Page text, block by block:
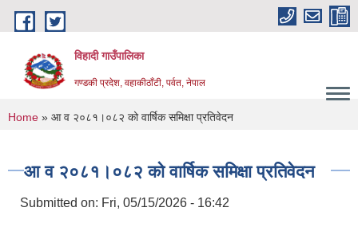
Skip to main content
विहादी गाउँपालिका
गण्डकी प्रदेश, वहाकीठाँटी, पर्वत, नेपाल
You are here
Home » आ व २०८१।०८२ को वार्षिक समिक्षा प्रतिवेदन
आ व २०८१।०८२ को वार्षिक समिक्षा प्रतिवेदन
Submitted on: Fri, 05/15/2026 - 16:42